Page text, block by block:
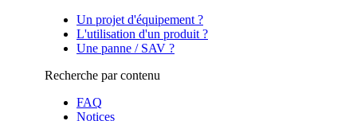
Un projet d'équipement ?
L'utilisation d'un produit ?
Une panne / SAV ?
Recherche par contenu
FAQ
Notices